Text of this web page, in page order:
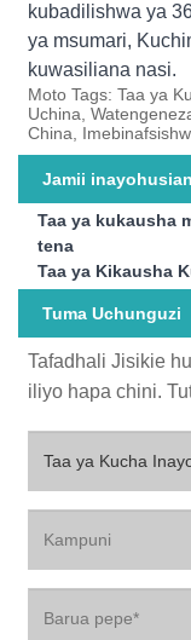
kubadilishwa ya
ya msumari,
kuwasiliana nasi.
Moto Tags: Taa ya
Uchina,
China,
Jamii
Taa ya kukausha
tena
Taa ya Kikausha
Tuma Uchunguzi
Tafadhali Jisikie
iliyo hapa chini.